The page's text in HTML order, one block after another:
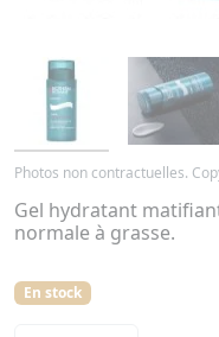
Photos non contractuelles.
Gel hydratant
normale à grasse.
En stock